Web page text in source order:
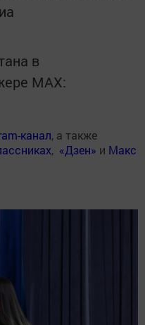
в
MАХ:
канал, а также
, «Дзен» и Макс